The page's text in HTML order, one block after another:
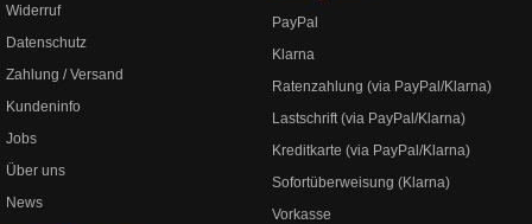
Widerruf
Datenschutz
Zahlung / Versand
Kundeninfo
Jobs
Über uns
News
PayPal
Klarna
Ratenzahlung (via PayPal/Klarna)
Lastschrift (via PayPal/Klarna)
Kreditkarte (via PayPal/Klarna)
Sofortüberweisung (Klarna)
Vorkasse